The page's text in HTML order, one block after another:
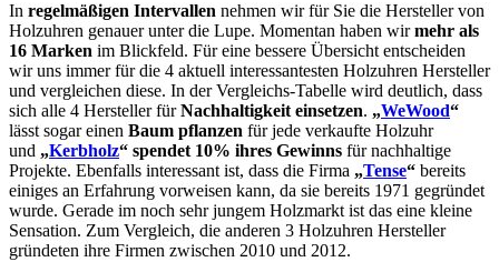
In regelmäßigen Intervallen nehmen wir für Sie die Hersteller von
Holzuhren genauer unter die Lupe. Momentan haben wirmehr als
16 Marken im Blickfeld. Für eine bessere Übersicht entscheiden
wir uns immer für die 4 aktuell interessantesten Holzuhren Hersteller
und vergleichen diese. In der Vergleichs-Tabelle wird deutlich, dass
sich alle 4 Hersteller fürNachhaltigkeit einsetzen. „WeWood“
lässt sogar einen Baum pflanzen für jede verkaufte Holzuhr
und „Kerbholz“ spendet 10% ihres Gewinns für nachhaltige
Projekte. Ebenfalls interessant ist, dass die Firma „Tense“ bereits
einiges an Erfahrung vorweisen kann, da sie bereits 1971 gegründet
wurde. Gerade im noch sehr jungem Holzmarkt ist das eine kleine
Sensation. Zum Vergleich, die anderen 3 Holzuhren Hersteller
gründeten ihre Firmen zwischen 2010 und 2012.